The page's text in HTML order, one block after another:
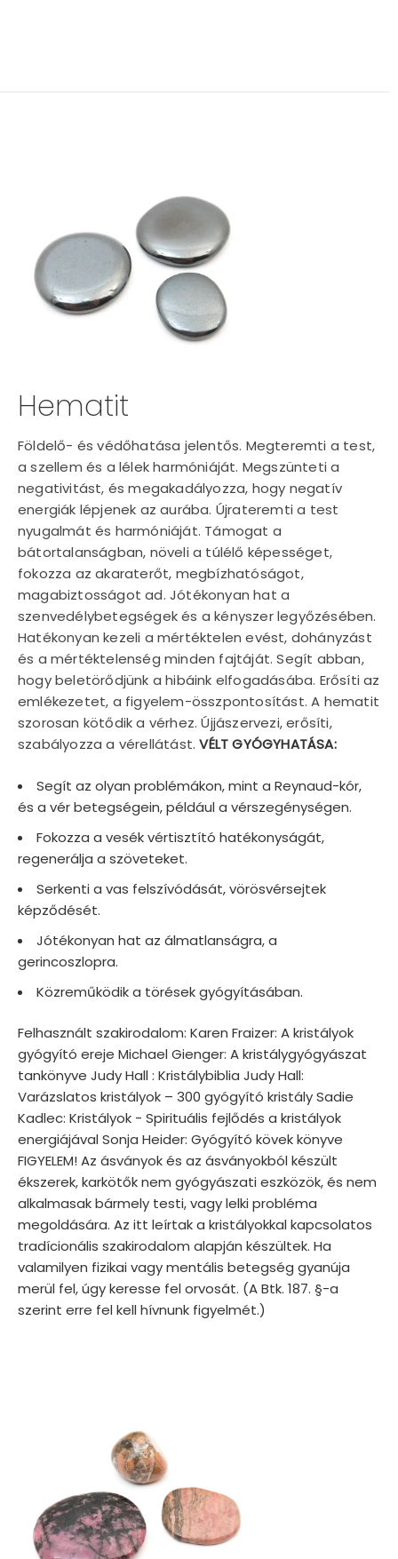
Hematit
Földelő- és védőhatása jelentős. Megteremti a test,
a szellem és a lélek harmóniáját. Megszünteti a
negativitást, és megakadályozza, hogy negatív
energiák lépjenek az aurába. Újrateremti a test
nyugalmát és harmóniáját. Támogat a
bátortalanságban, növeli a túlélő képességet,
fokozza az akaraterőt, megbízhatóságot,
magabiztosságot ad. Jótékonyan hat a
szenvedélybetegségek és a kényszer legyőzésében.
Hatékonyan kezeli a mértéktelen evést, dohányzást
és a mértéktelenség minden fajtáját. Segít abban,
hogy beletörődjünk a hibáink elfogadásába. Erősíti az
emlékezetet, a figyelem-összpontosítást. A hematit
szorosan kötődik a vérhez. Újjászervezi, erősíti,
szabályozza a vérellátást.VÉLT GYÓGYHATÁSA:
Segít az olyan problémákon, mint a Reynaud-kór,
és a vér betegségein, például a vérszegénységen.
Fokozza a vesék vértisztító hatékonyságát,
regenerálja a szöveteket.
Serkenti a vas felszívódását, vörösvérsejtek
képződését.
Jótékonyan hat az álmatlanságra, a
gerincoszlopra.
Közreműködik a törések gyógyításában.
Felhasznált szakirodalom: Karen Fraizer: A kristályok
gyógyító ereje Michael Gienger: A kristálygyógyászat
tankönyve Judy Hall : Kristálybiblia Judy Hall:
Varázslatos kristályok – 300 gyógyító kristály Sadie
Kadlec: Kristályok - Spirituális fejlődés a kristályok
energiájával Sonja Heider: Gyógyító kövek könyve
FIGYELEM! Az ásványok és az ásványokból készült
ékszerek, karkötők nem gyógyászati eszközök, és nem
alkalmasak bármely testi, vagy lelki probléma
megoldására. Az itt leírtak a kristályokkal kapcsolatos
tradícionális szakirodalom alapján készültek. Ha
valamilyen fizikai vagy mentális betegség gyanúja
merül fel, úgy keresse fel orvosát. (A Btk. 187. §-a
szerint erre fel kell hívnunk figyelmét.)